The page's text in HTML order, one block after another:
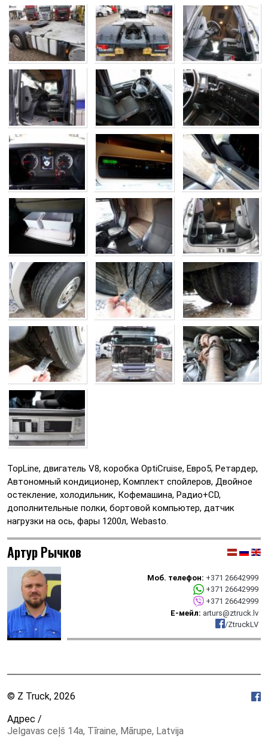
TopLine, двигатель V8, коробка OptiCruise, Евро5, Ретардер,
Автономный кондиционер, Kомплект спойлеров, Двойное
остекление, холодильник, Кофемашина, Радио+CD,
дополнительные полки, бортовой компьютер, датчик
нагрузки на ось, фары 1200л, Webasto.
Артур Рычков
Моб. телефон: +371 26642999
+371 26642999
+371 26642999
Е-мейл: arturs@ztruck.lv
/ZtruckLV
© Z Truck, 2026
Адрес /
Jelgavas ceļš 14a, Tīraine, Mārupe, Latvija